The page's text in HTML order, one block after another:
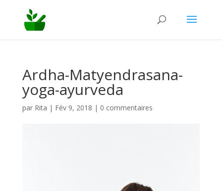
Ardha-Matyendrasana-
yoga-ayurveda
par Rita | Fév 9, 2018 | 0 commentaires